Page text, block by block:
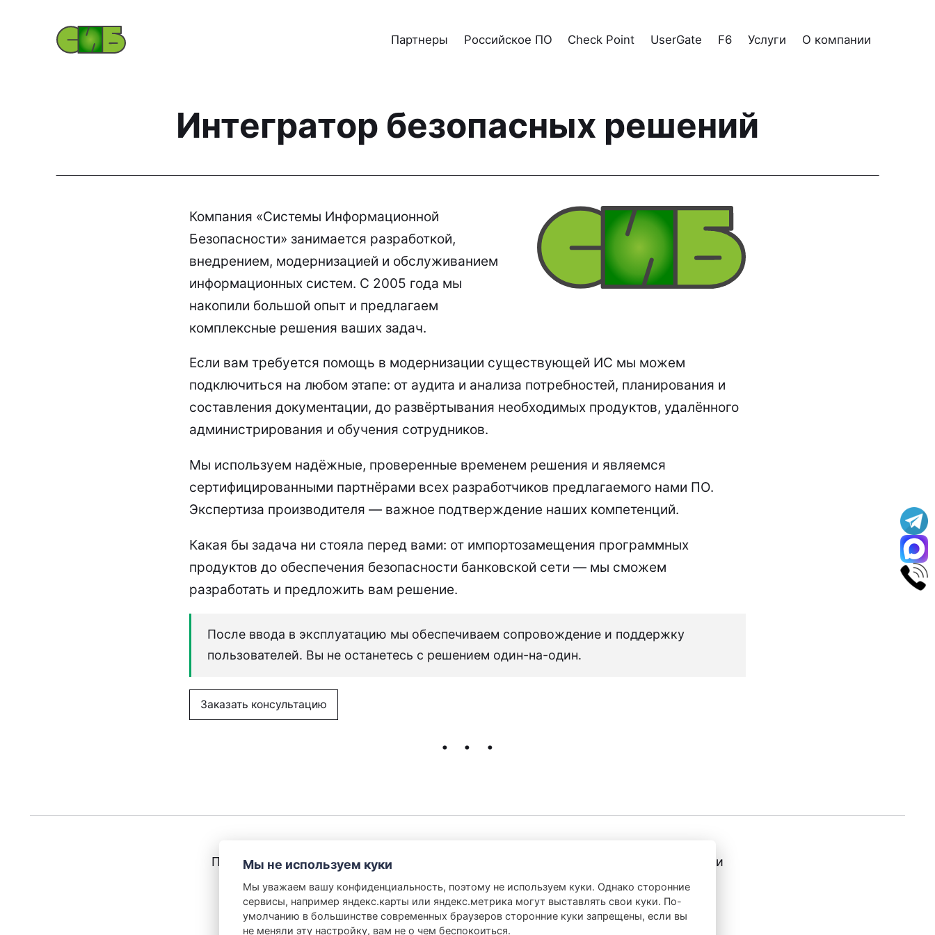
Партнеры Российское ПО Check Point UserGate F6 Услуги О компании
Интегратор безопасных решений
Компания «Системы Информационной
Безопасности» занимается разработкой,
внедрением, модернизацией и обслуживанием
информационных систем. С 2005 года мы
накопили большой опыт и предлагаем
комплексные решения ваших задач.
Если вам требуется помощь в модернизации существующей ИС мы можем
подключиться на любом этапе: от аудита и анализа потребностей, планирования и
составления документации, до развёртывания необходимых продуктов, удалённого
администрирования и обучения сотрудников.
Мы используем надёжные, проверенные временем решения и являемся
сертифицированными партнёрами всех разработчиков предлагаемого нами ПО.
Экспертиза производителя — важное подтверждение наших компетенций.
Какая бы задача ни стояла перед вами: от импортозамещения программных
продуктов до обеспечения безопасности банковской сети — мы сможем
разработать и предложить вам решение.
После ввода в эксплуатацию мы обеспечиваем сопровождение и поддержку
пользователей. Вы не останетесь с решением один-на-один.
Заказать консультацию
Партнеры Российское ПО О компании
ООО «Системы Информационной Безопасности»
info@tchk.net
Мы не используем куки
Мы уважаем вашу конфиденциальность, поэтому не используем куки. Однако сторонние
сервисы, например яндекс.карты или яндекс.метрика могут выставлять свои куки. По-
умолчанию в большинстве современных браузеров сторонние куки запрещены, если вы
не меняли эту настройку, вам не о чем беспокоиться.
Российское ПО
Услуги
О компании